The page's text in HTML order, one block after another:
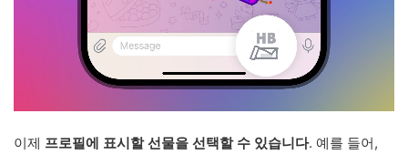
이제 프로필에 표시할 선물을 선택할 수 있습니다. 예를 들어,